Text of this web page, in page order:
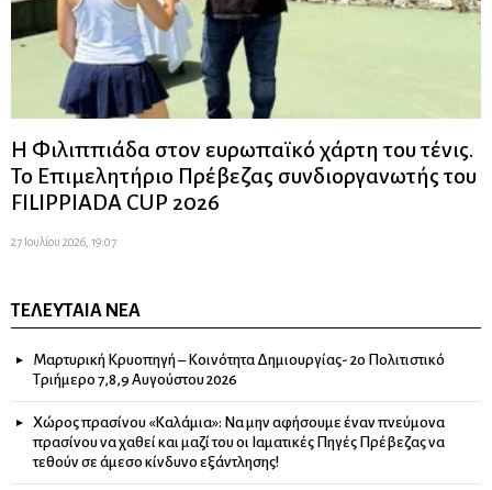
Η Φιλιππιάδα στον ευρωπαϊκό χάρτη του τένις.
Το Επιμελητήριο Πρέβεζας συνδιοργανωτής του
FILIPPIADA CUP 2026
27 Ιουλίου 2026, 19:07
ΤΕΛΕΥΤΑΊΑ ΝΈΑ
Μαρτυρική Κρυοπηγή – Κοινότητα Δημιουργίας- 2ο Πολιτιστικό
Τριήμερο 7,8,9 Αυγούστου 2026
Χώρος πρασίνου «Καλάμια»: Να μην αφήσουμε έναν πνεύμονα
πρασίνου να χαθεί και μαζί του οι Ιαματικές Πηγές Πρέβεζας να
τεθούν σε άμεσο κίνδυνο εξάντλησης!